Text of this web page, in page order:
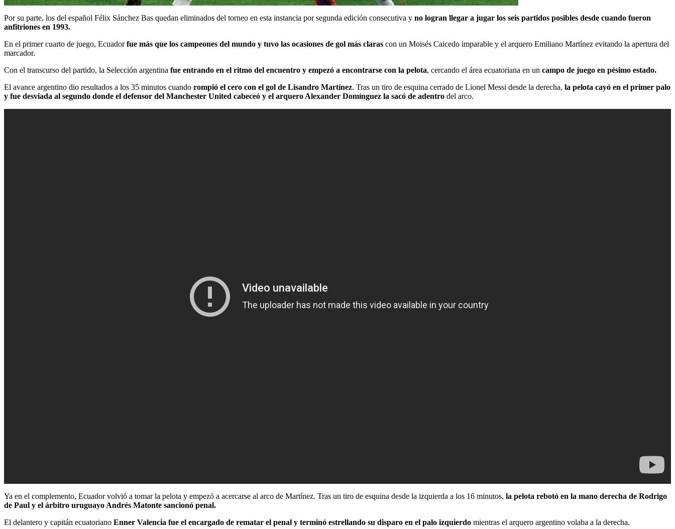
Por su parte, los del español Félix Sánchez Bas quedan eliminados del torneo en esta instancia por segunda edición consecutiva y no logran llegar a jugar los seis partidos posibles desde cuando fueron
anfitriones en 1993.
En el primer cuarto de juego, Ecuadorfue más que los campeones del mundo y tuvo las ocasiones de gol más claras con un Moisés Caicedo imparable y el arquero Emiliano Martínez evitando la apertura del
marcador.
Con el transcurso del partido, la Selección argentina fue entrando en el ritmo del encuentro y empezó a encontrarse con la pelota, cercando el área ecuatoriana en un campo de juego en pésimo estado.
El avance argentino dio resultados a los 35 minutos cuando rompió el cero con el gol de Lisandro Martínez. Tras un tiro de esquina cerrado de Lionel Messi desde la derecha, la pelota cayó en el primer palo
y fue desviada al segundo donde el defensor del Manchester United cabeceó y el arquero Alexander Domínguez la sacó de adentro del arco.
Ya en el complemento, Ecuador volvió a tomar la pelota y empezó a acercarse al arco de Martínez. Tras un tiro de esquina desde la izquierda a los 16 minutos, la pelota rebotó en la mano derecha de Rodrigo
de Paul y el árbitro uruguayo Andrés Matonte sancionó penal.
El delantero y capitán ecuatoriano Enner Valencia fue el encargado de rematar el penal y terminó estrellando su disparo en el palo izquierdo mientras el arquero argentino volaba a la derecha.